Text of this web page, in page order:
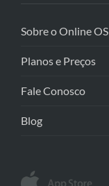
Sobre o Online OS
Planos e Preços
Fale Conosco
Blog